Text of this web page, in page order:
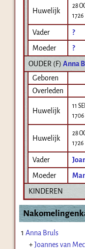
Huwelijk
28
1726
Vader
?
Moeder
?
OUDER (F) Anna
Geboren
Overleden
Huwelijk
11
1706
Huwelijk
28
1726
Vader
Moeder
KINDEREN
1 Anna Bruls
+Joannes van